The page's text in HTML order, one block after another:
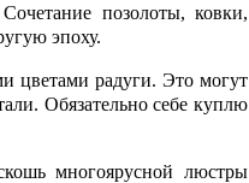
позолоты, ковки,
эпоху.
цветами радуги. Это могут
Обязательно себе куплю
многоярусной люстры